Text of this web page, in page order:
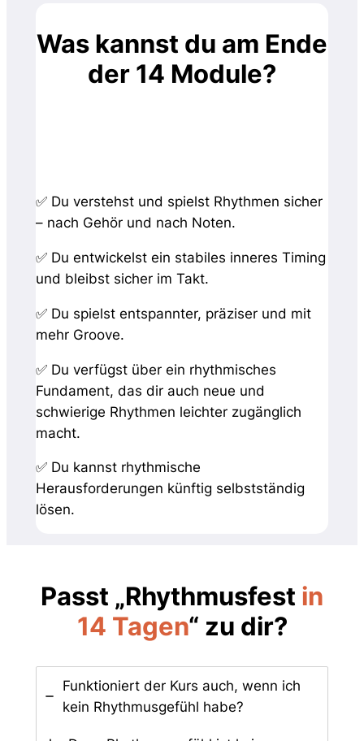
Was kannst du am Ende
der 14 Module?
✅ Du verstehst und spielst Rhythmen sicher
– nach Gehör und nach Noten.
✅ Du entwickelst ein stabiles inneres Timing
und bleibst sicher im Takt.
✅ Du spielst entspannter, präziser und mit
mehr Groove.
✅ Du verfügst über ein rhythmisches
Fundament, das dir auch neue und
schwierige Rhythmen leichter zugänglich
macht.
✅ Du kannst rhythmische
Herausforderungen künftig selbstständig
lösen.
Passt „Rhythmusfest in
14 Tagen“ zu dir?
Funktioniert der Kurs auch, wenn ich
kein Rhythmusgefühl habe?